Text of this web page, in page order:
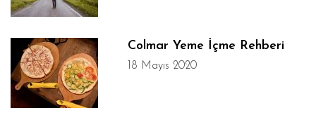
Colmar Yeme İçme Rehberi
18 Mayıs 2020